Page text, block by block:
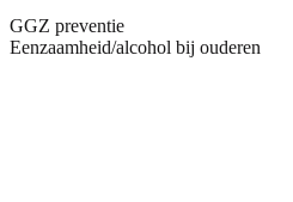
GGZ preventie
Eenzaamheid/alcohol bij ouderen